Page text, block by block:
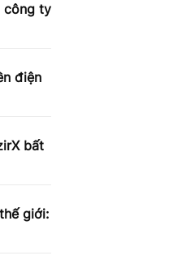
công ty
điện
bất
giới: